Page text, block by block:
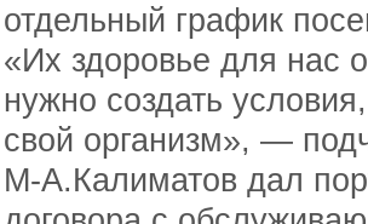
отдельный график
«Их здоровье для нас
нужно создать
свой организм», —
М-А.Калиматов дал